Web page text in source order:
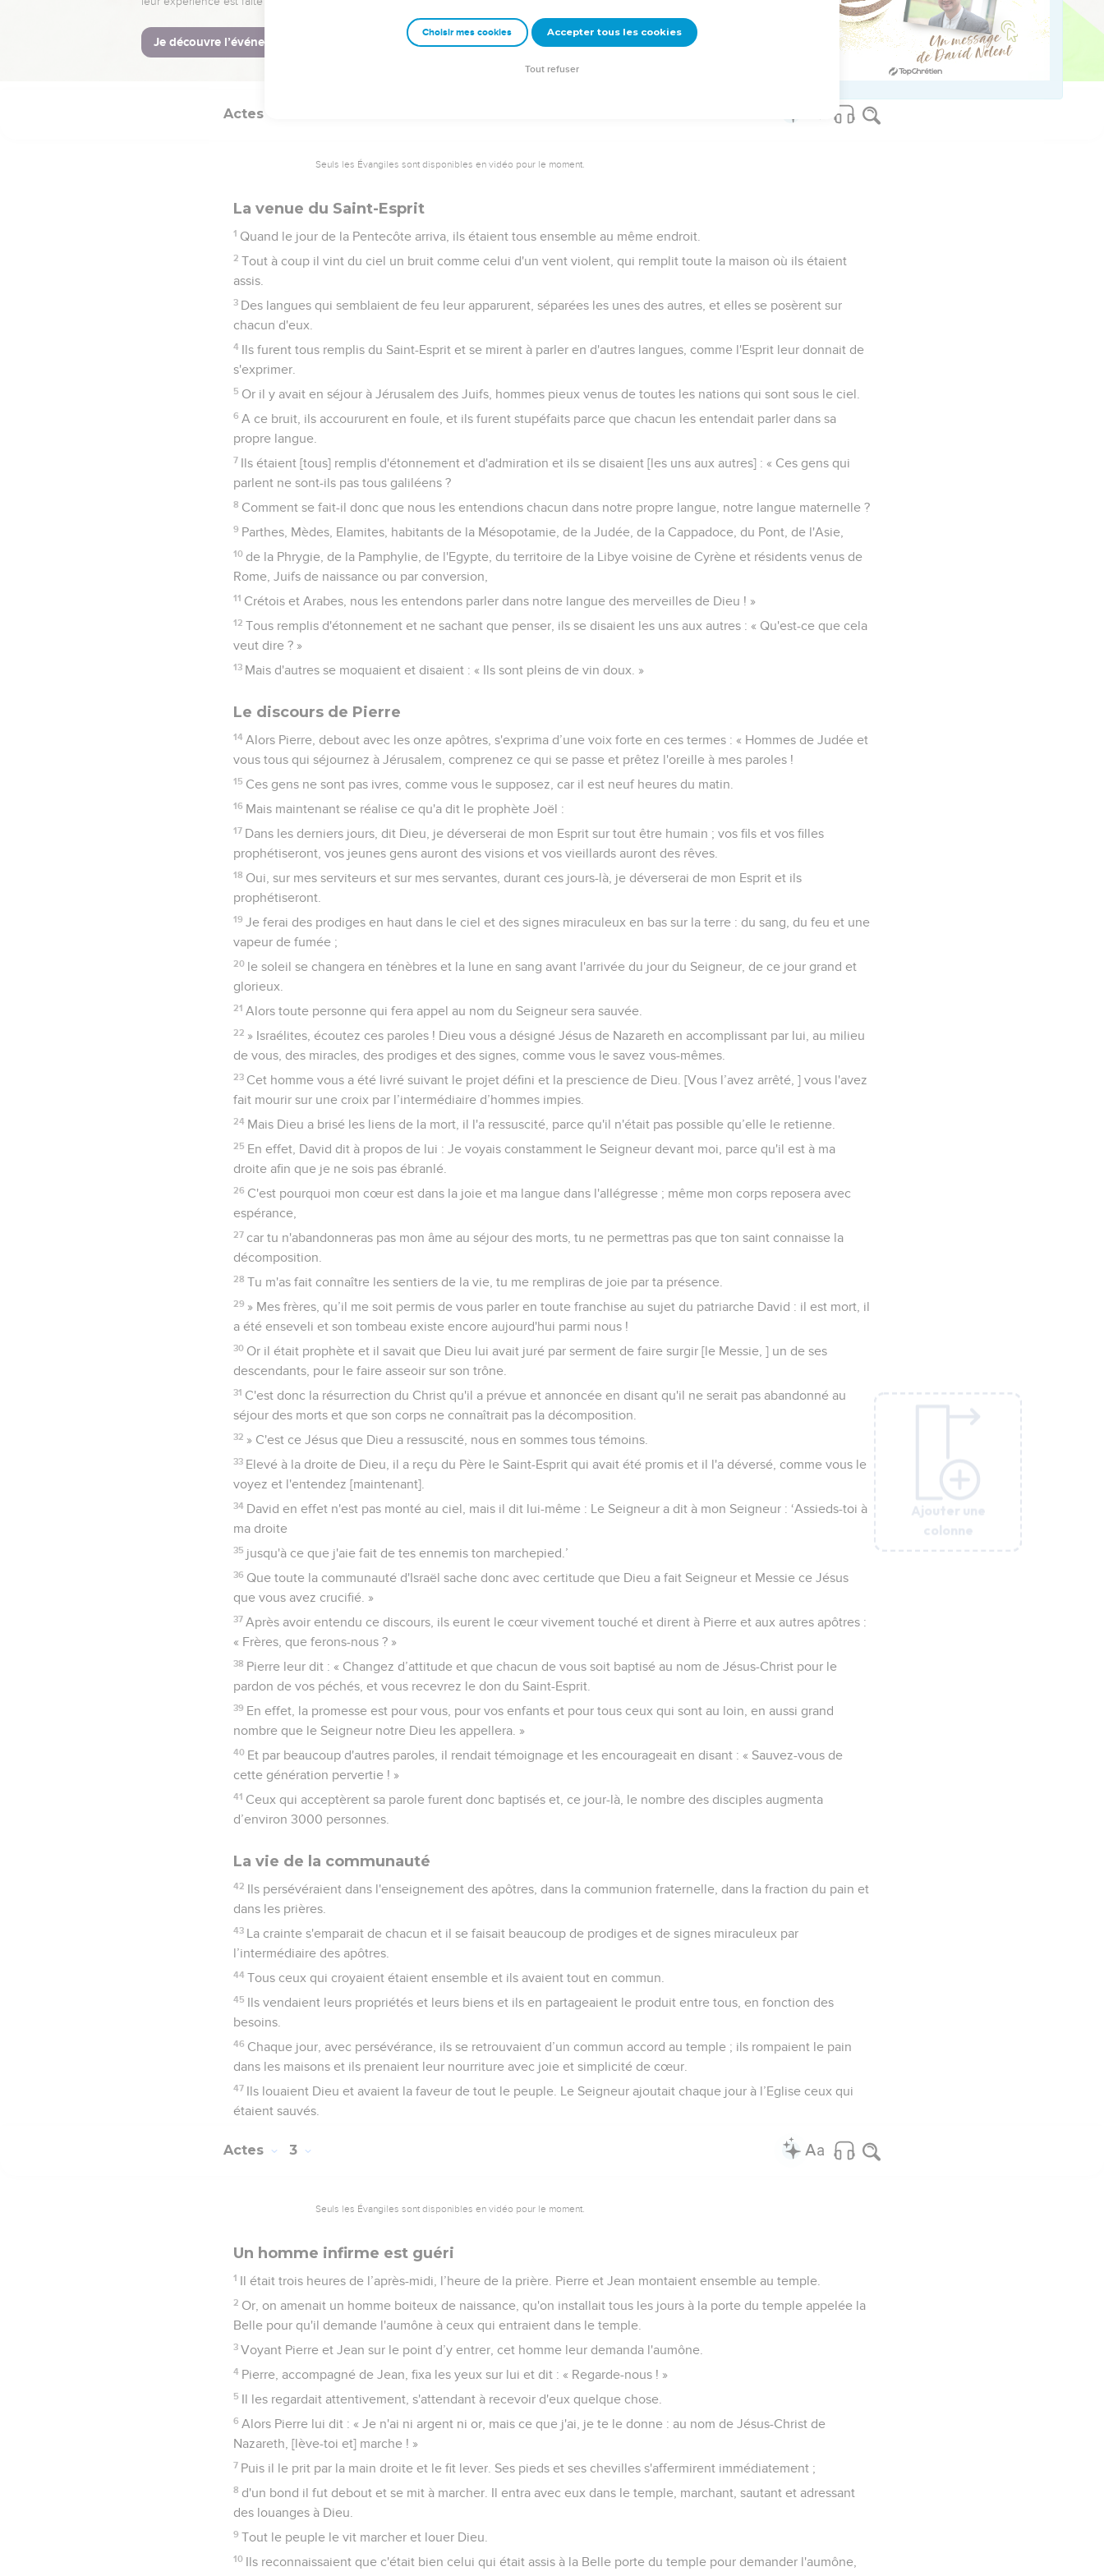
pour prendre part à ce ministère et à cette charge d'apôtre que Judas a abandonnés pour aller à la place qui
est la sienne. »
Ils tirèrent au sort et le sort tomba sur Matthias, qui fut associé aux onze apôtres.
Ajouter une
colonne
Actes
Seuls les Évangiles sont disponibles en vidéo pour le moment.
La venue du Saint-Esprit
1 Quand le jour de la Pentecôte arriva, ils étaient tous ensemble au même endroit.
2 Tout à coup il vint du ciel un bruit comme celui d'un vent violent, qui remplit toute la maison où ils étaient
assis.
3 Des langues qui semblaient de feu leur apparurent, séparées les unes des autres, et elles se posèrent sur
chacun d'eux.
4 Ils furent tous remplis du Saint-Esprit et se mirent à parler en d'autres langues, comme l'Esprit leur donnait de
s'exprimer.
5 Or il y avait en séjour à Jérusalem des Juifs, hommes pieux venus de toutes les nations qui sont sous le ciel.
6 A ce bruit, ils accoururent en foule, et ils furent stupéfaits parce que chacun les entendait parler dans sa
propre langue.
7 Ils étaient [tous] remplis d'étonnement et d'admiration et ils se disaient [les uns aux autres] : « Ces gens qui
parlent ne sont-ils pas tous galiléens ?
8 Comment se fait-il donc que nous les entendions chacun dans notre propre langue, notre langue maternelle ?
9 Parthes, Mèdes, Elamites, habitants de la Mésopotamie, de la Judée, de la Cappadoce, du Pont, de l'Asie,
10 de la Phrygie, de la Pamphylie, de l'Egypte, du territoire de la Libye voisine de Cyrène et résidents venus de
Rome, Juifs de naissance ou par conversion,
11 Crétois et Arabes, nous les entendons parler dans notre langue des merveilles de Dieu ! »
12 Tous remplis d'étonnement et ne sachant que penser, ils se disaient les uns aux autres : « Qu'est-ce que cela
veut dire ? »
13 Mais d'autres se moquaient et disaient : « Ils sont pleins de vin doux. »
Le discours de Pierre
14 Alors Pierre, debout avec les onze apôtres, s'exprima d’une voix forte en ces termes : « Hommes de Judée et
vous tous qui séjournez à Jérusalem, comprenez ce qui se passe et prêtez l'oreille à mes paroles !
15 Ces gens ne sont pas ivres, comme vous le supposez, car il est neuf heures du matin.
16 Mais maintenant se réalise ce qu'a dit le prophète Joël :
17 Dans les derniers jours, dit Dieu, je déverserai de mon Esprit sur tout être humain ; vos fils et vos filles
prophétiseront, vos jeunes gens auront des visions et vos vieillards auront des rêves.
18 Oui, sur mes serviteurs et sur mes servantes, durant ces jours-là, je déverserai de mon Esprit et ils
prophétiseront.
19 Je ferai des prodiges en haut dans le ciel et des signes miraculeux en bas sur la terre : du sang, du feu et une
vapeur de fumée ;
20 le soleil se changera en ténèbres et la lune en sang avant l'arrivée du jour du Seigneur, de ce jour grand et
glorieux.
21 Alors toute personne qui fera appel au nom du Seigneur sera sauvée.
22 » Israélites, écoutez ces paroles ! Dieu vous a désigné Jésus de Nazareth en accomplissant par lui, au milieu
de vous, des miracles, des prodiges et des signes, comme vous le savez vous-mêmes.
23 Cet homme vous a été livré suivant le projet défini et la prescience de Dieu. [Vous l’avez arrêté, ] vous l'avez
fait mourir sur une croix par l’intermédiaire d’hommes impies.
24 Mais Dieu a brisé les liens de la mort, il l'a ressuscité, parce qu'il n'était pas possible qu’elle le retienne.
25 En effet, David dit à propos de lui : Je voyais constamment le Seigneur devant moi, parce qu'il est à ma
droite afin que je ne sois pas ébranlé.
26 C'est pourquoi mon cœur est dans la joie et ma langue dans l'allégresse ; même mon corps reposera avec
espérance,
27 car tu n'abandonneras pas mon âme au séjour des morts, tu ne permettras pas que ton saint connaisse la
décomposition.
28 Tu m'as fait connaître les sentiers de la vie, tu me rempliras de joie par ta présence.
29 » Mes frères, qu’il me soit permis de vous parler en toute franchise au sujet du patriarche David : il est mort, il
a été enseveli et son tombeau existe encore aujourd'hui parmi nous !
30 Or il était prophète et il savait que Dieu lui avait juré par serment de faire surgir [le Messie, ] un de ses
descendants, pour le faire asseoir sur son trône.
31 C'est donc la résurrection du Christ qu'il a prévue et annoncée en disant qu'il ne serait pas abandonné au
séjour des morts et que son corps ne connaîtrait pas la décomposition.
32 » C'est ce Jésus que Dieu a ressuscité, nous en sommes tous témoins.
33 Elevé à la droite de Dieu, il a reçu du Père le Saint-Esprit qui avait été promis et il l'a déversé, comme vous le
voyez et l'entendez [maintenant].
34 David en effet n'est pas monté au ciel, mais il dit lui-même : Le Seigneur a dit à mon Seigneur : ‘Assieds-toi à
ma droite
35 jusqu'à ce que j'aie fait de tes ennemis ton marchepied.’
36 Que toute la communauté d'Israël sache donc avec certitude que Dieu a fait Seigneur et Messie ce Jésus
que vous avez crucifié. »
37 Après avoir entendu ce discours, ils eurent le cœur vivement touché et dirent à Pierre et aux autres apôtres :
« Frères, que ferons-nous ? »
38 Pierre leur dit : « Changez d’attitude et que chacun de vous soit baptisé au nom de Jésus-Christ pour le
pardon de vos péchés, et vous recevrez le don du Saint-Esprit.
39 En effet, la promesse est pour vous, pour vos enfants et pour tous ceux qui sont au loin, en aussi grand
nombre que le Seigneur notre Dieu les appellera. »
40 Et par beaucoup d'autres paroles, il rendait témoignage et les encourageait en disant : « Sauvez-vous de
cette génération pervertie ! »
41 Ceux qui acceptèrent sa parole furent donc baptisés et, ce jour-là, le nombre des disciples augmenta
d’environ 3000 personnes.
La vie de la communauté
42 Ils persévéraient dans l'enseignement des apôtres, dans la communion fraternelle, dans la fraction du pain et
dans les prières.
43 La crainte s'emparait de chacun et il se faisait beaucoup de prodiges et de signes miraculeux par
l’intermédiaire des apôtres.
44 Tous ceux qui croyaient étaient ensemble et ils avaient tout en commun.
45 Ils vendaient leurs propriétés et leurs biens et ils en partageaient le produit entre tous, en fonction des
besoins.
46 Chaque jour, avec persévérance, ils se retrouvaient d’un commun accord au temple ; ils rompaient le pain
dans les maisons et ils prenaient leur nourriture avec joie et simplicité de cœur.
47 Ils louaient Dieu et avaient la faveur de tout le peuple. Le Seigneur ajoutait chaque jour à l’Eglise ceux qui
étaient sauvés.
Ajouter une
colonne
Actes 3
Seuls les Évangiles sont disponibles en vidéo pour le moment.
Un homme infirme est guéri
1 Il était trois heures de l’après-midi, l’heure de la prière. Pierre et Jean montaient ensemble au temple.
2 Or, on amenait un homme boiteux de naissance, qu'on installait tous les jours à la porte du temple appelée la
Belle pour qu'il demande l'aumône à ceux qui entraient dans le temple.
3 Voyant Pierre et Jean sur le point d’y entrer, cet homme leur demanda l'aumône.
4 Pierre, accompagné de Jean, fixa les yeux sur lui et dit : « Regarde-nous ! »
5 Il les regardait attentivement, s'attendant à recevoir d'eux quelque chose.
6 Alors Pierre lui dit : « Je n'ai ni argent ni or, mais ce que j'ai, je te le donne : au nom de Jésus-Christ de
Nazareth, [lève-toi et] marche ! »
7 Puis il le prit par la main droite et le fit lever. Ses pieds et ses chevilles s'affermirent immédiatement ;
8 d'un bond il fut debout et se mit à marcher. Il entra avec eux dans le temple, marchant, sautant et adressant
des louanges à Dieu.
9 Tout le peuple le vit marcher et louer Dieu.
10 Ils reconnaissaient que c'était bien celui qui était assis à la Belle porte du temple pour demander l'aumône,
Ajouter une
colonne
Ajouter une
colonne
Ajouter une
colonne
Choisir mes cookies Accepter tous les cookies
Tout refuser